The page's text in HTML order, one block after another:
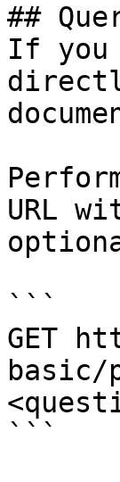
##
If you
URL
```
GET
basic/
```